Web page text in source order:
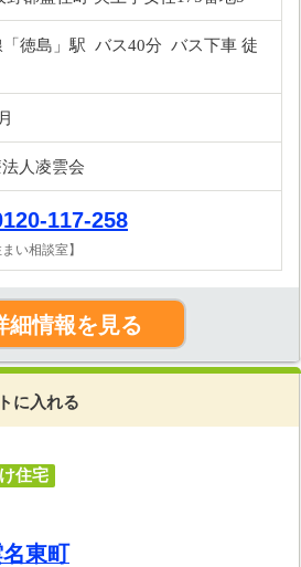
「徳島」駅 バス40分 バス下車 徒
人凌雲会
117-258
い相談室】
細情報を見る
に入れる
住宅
東町